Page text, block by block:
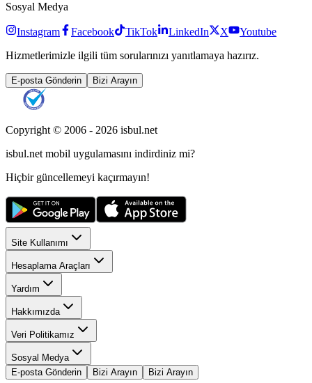
Sosyal Medya
Instagram Facebook TikTok LinkedIn X
Youtube
Hizmetlerimizle ilgili tüm sorularınızı yanıtlamaya hazırız.
E-posta Gönderin Bizi Arayın
Copyright © 2006 - 2026 isbul.net
isbul.net mobil uygulamasını indirdiniz mi?
Hiçbir güncellemeyi kaçırmayın!
Site Kullanımı
Hesaplama Araçları
Yardım
Hakkımızda
Veri Politikamız
Sosyal Medya
E-posta Gönderin
Bizi Arayın Bizi Arayın